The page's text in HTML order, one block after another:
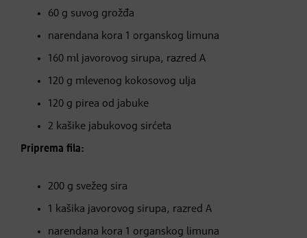
60 g suvog grožđa
narendana kora 1 organskog limuna
160 ml javorovog sirupa, razred A
120 g mlevenog kokosovog ulja
120 g pirea od jabuke
2 kašike jabukovog sirćeta
Priprema fila:
200 g svežeg sira
1 kašika javorovog sirupa, razred A
narendana kora 1 organskog limuna